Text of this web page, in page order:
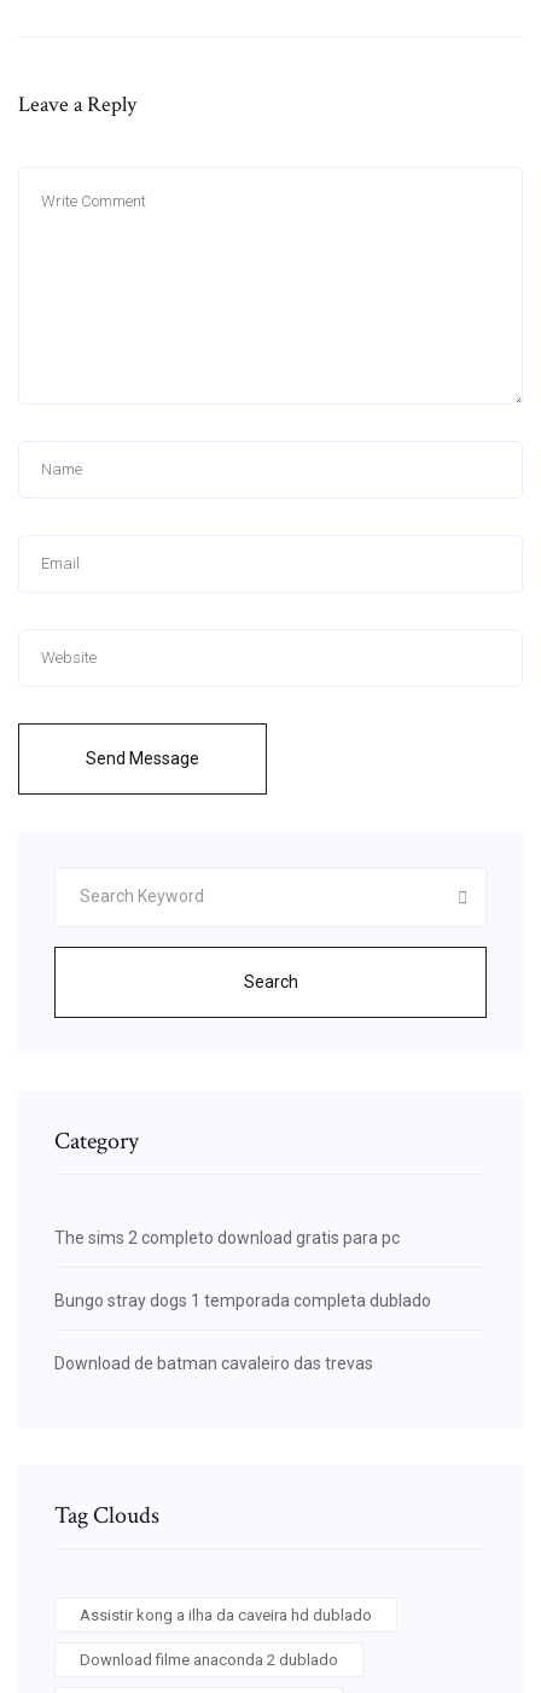
Leave a Reply
Send Message
Search
Category
The sims 2 completo download gratis para pc
Bungo stray dogs 1 temporada completa dublado
Download de batman cavaleiro das trevas
Tag Clouds
Assistir kong a ilha da caveira hd dublado
Download filme anaconda 2 dublado